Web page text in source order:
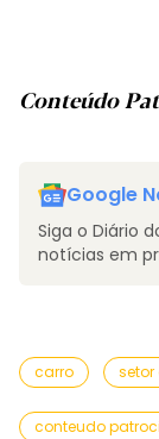
Conteúdo
Google
Siga o Diário
notícias em
carro
conteudo